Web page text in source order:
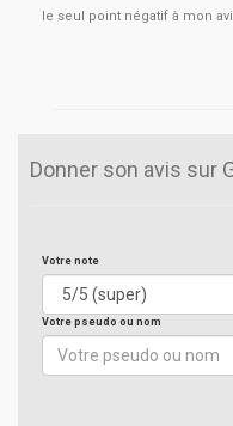
le seul point négatif à mon
Donner son avis sur
Votre note
Votre pseudo ou nom